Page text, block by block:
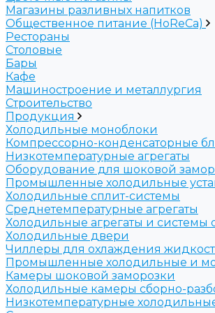
Магазины разливных напитков
Общественное питание (HoReCa)
Рестораны
Столовые
Бары
Кафе
Машиностроение и металлургия
Строительство
Продукция
Холодильные моноблоки
Компрессорно-конденсаторные
Низкотемпературные агрегаты
Оборудование для шоковой
Промышленные холодильные
Холодильные сплит-системы
Среднетемпературные агрегаты
Холодильные агрегаты и системы
Холодильные двери
Чиллеры для охлаждения
Промышленные холодильные и
Камеры шоковой заморозки
Холодильные камеры сборно-
Низкотемпературные